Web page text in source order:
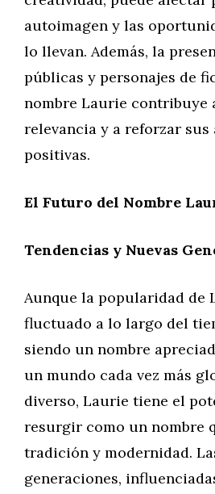
autoimagen y las
lo llevan. Además, la
públicas y personajes de
nombre Laurie contribuye
relevancia y a reforzar sus
positivas.
El Futuro del Nombre
Tendencias y Nuevas
Aunque la popularidad de
fluctuado a lo largo del
siendo un nombre
un mundo cada vez más
diverso, Laurie tiene el
resurgir como un nombre
tradición y modernidad.
generaciones,